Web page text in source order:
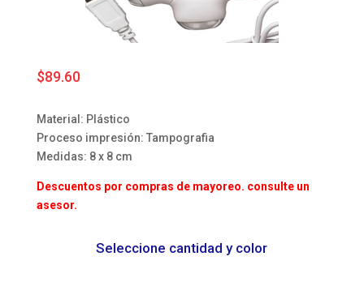
$89.60
Material: Plástico
Proceso impresión: Tampografia
Medidas: 8 x 8 cm
Descuentos por compras de mayoreo. consulte un
asesor.
Seleccione cantidad y color